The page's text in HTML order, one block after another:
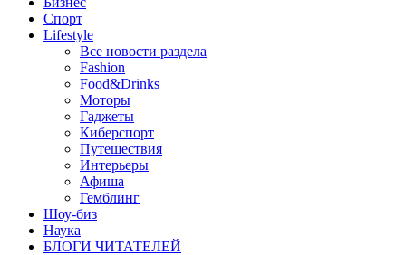
Спорт
Lifestyle
Все новости раздела
Fashion
Food&Drinks
Моторы
Гаджеты
Киберспорт
Путешествия
Интерьеры
Афиша
Гемблинг
Шоу-биз
Наука
БЛОГИ ЧИТАТЕЛЕЙ